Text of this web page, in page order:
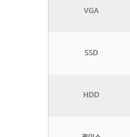
VGA
SSD
HDD